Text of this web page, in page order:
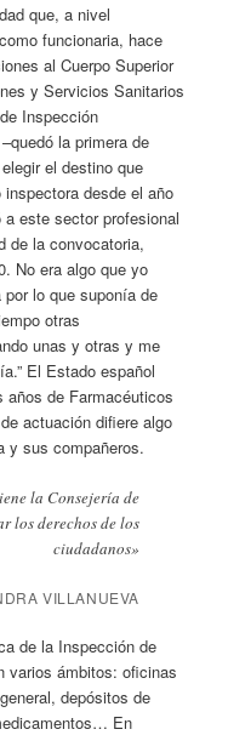
que, a nivel
funcionaria, hace
al Cuerpo Superior
y Servicios Sanitarios
Inspección
la primera de
el destino que
desde el año
este sector profesional
de la convocatoria,
No era algo que yo
lo que suponía de
otras
unas y otras y me
El Estado español
de Farmacéuticos
actuación difiere algo
y sus compañeros.
la Consejería de
los derechos de los
ciudadanos»
VILLANUEVA
de la Inspección de
varios ámbitos: oficinas
depósitos de
En